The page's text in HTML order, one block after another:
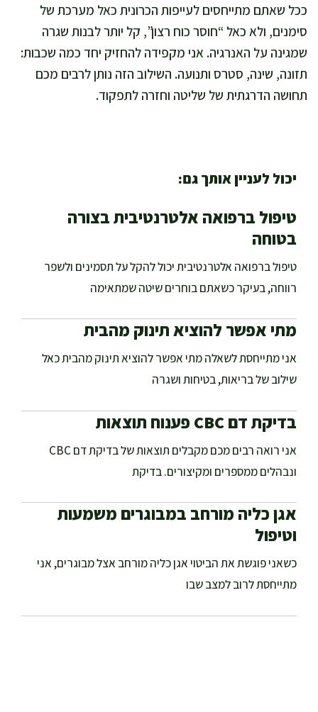
ככל שאתם מתייחסים לעייפות הכרונית כאל מערכת של
סימנים, ולא כאל “חוסר כוח רצון”, קל יותר לבנות שגרה
שמגינה על האנרגיה. אני מקפידה להחזיק יחד כמה שכבות:
תזונה, שינה, סטרס ותנועה. השילוב הזה נותן לרבים מכם
תחושה הדרגתית של שליטה וחזרה לתפקוד.
יכול לעניין אותך גם:
טיפול ברפואה אלטרנטיבית בצורה
בטוחה
טיפול ברפואה אלטרנטיבית יכול להקל על תסמינים ולשפר
רווחה, בעיקר כשאתם בוחרים שיטה שמתאימה
מתי אפשר להוציא תינוק מהבית
אני מתייחסת לשאלה מתי אפשר להוציא תינוק מהבית כאל
שילוב של בריאות, בטיחות ושגרה
בדיקת דם CBC פענוח תוצאות
אני רואה רבים מכם מקבלים תוצאות של בדיקת דם CBC
ונבהלים ממספרים ומקיצורים. בדיקת
אגן כליה מורחב במבוגרים משמעות
וטיפול
כשאני פוגשת את הביטוי אגן כליה מורחב אצל מבוגרים, אני
מתייחסת לרוב למצב שבו